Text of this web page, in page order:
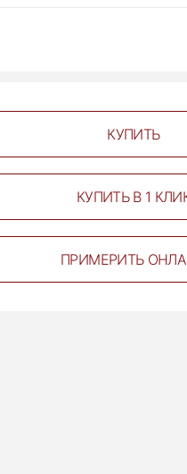
КУПИТЬ
КУПИТЬ В 1
ПРИМЕРИТЬ